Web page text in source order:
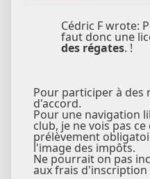
Cédric F wrote:
faut donc une
des régates. !
Pour participer à des
d'accord.
Pour une navigation
club, je ne vois pas
prélèvement
l'image des impôts.
Ne pourrait on pas
aux frais d'inscription